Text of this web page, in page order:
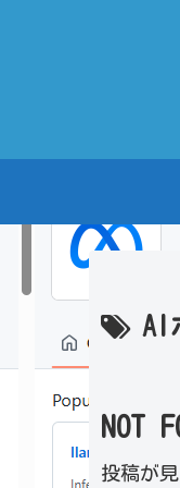
AI
NOT
投稿が